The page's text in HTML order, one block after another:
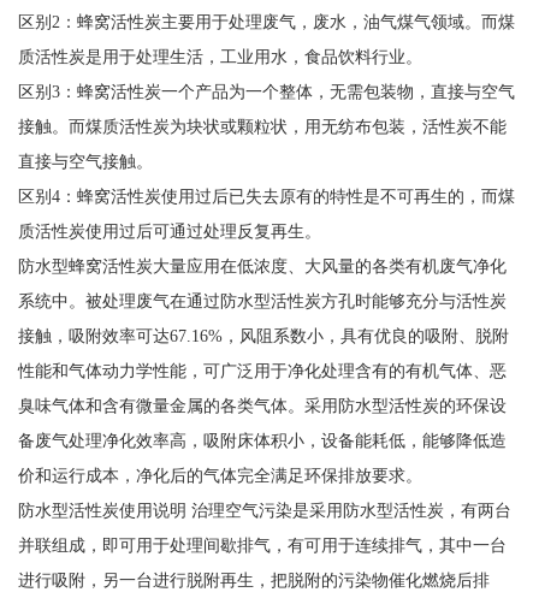
区别2：蜂窝活性炭主要用于处理废气，废水，油气煤气领域。而煤
质活性炭是用于处理生活，工业用水，食品饮料行业。
区别3：蜂窝活性炭一个产品为一个整体，无需包装物，直接与空气
接触。而煤质活性炭为块状或颗粒状，用无纺布包装，活性炭不能
直接与空气接触。
区别4：蜂窝活性炭使用过后已失去原有的特性是不可再生的，而煤
质活性炭使用过后可通过处理反复再生。
防水型蜂窝活性炭大量应用在低浓度、大风量的各类有机废气净化
系统中。被处理废气在通过防水型活性炭方孔时能够充分与活性炭
接触，吸附效率可达67.16%，风阻系数小，具有优良的吸附、脱附
性能和气体动力学性能，可广泛用于净化处理含有的有机气体、恶
臭味气体和含有微量金属的各类气体。采用防水型活性炭的环保设
备废气处理净化效率高，吸附床体积小，设备能耗低，能够降低造
价和运行成本，净化后的气体完全满足环保排放要求。
防水型活性炭使用说明 治理空气污染是采用防水型活性炭，有两台
并联组成，即可用于处理间歇排气，有可用于连续排气，其中一台
进行吸附，另一台进行脱附再生，把脱附的污染物催化燃烧后排